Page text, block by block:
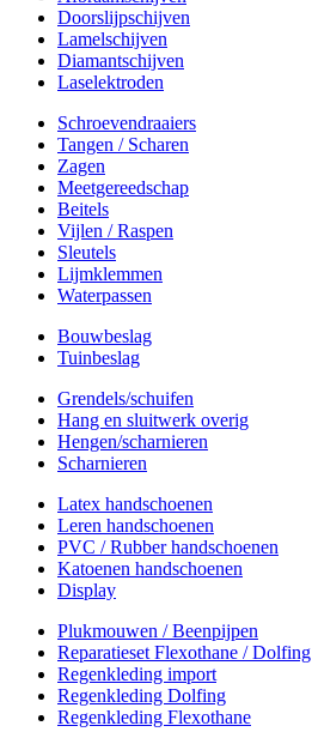
Doorslijpschijven
Lamelschijven
Diamantschijven
Laselektroden
Schroevendraaiers
Tangen / Scharen
Zagen
Meetgereedschap
Beitels
Vijlen / Raspen
Sleutels
Lijmklemmen
Waterpassen
Bouwbeslag
Tuinbeslag
Grendels/schuifen
Hang en sluitwerk overig
Hengen/scharnieren
Scharnieren
Latex handschoenen
Leren handschoenen
PVC / Rubber handschoenen
Katoenen handschoenen
Display
Plukmouwen / Beenpijpen
Reparatieset Flexothane / Dolfing
Regenkleding import
Regenkleding Dolfing
Regenkleding Flexothane